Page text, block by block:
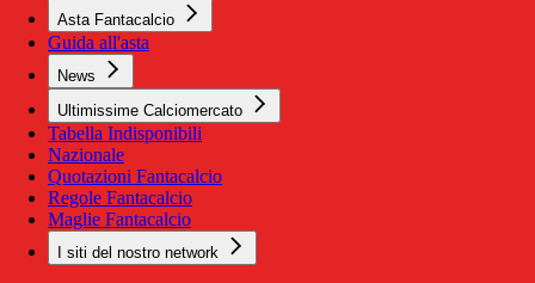
Asta Fantacalcio
Guida all'asta
News
Ultimissime Calciomercato
Tabella Indisponibili
Nazionale
Quotazioni Fantacalcio
Regole Fantacalcio
Maglie Fantacalcio
I siti del nostro network